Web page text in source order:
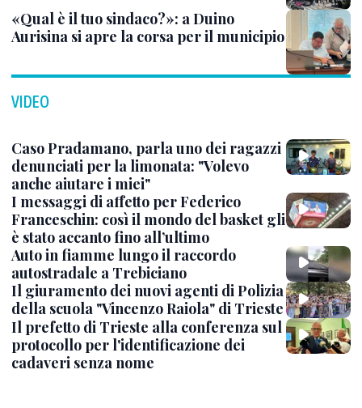
«Qual è il tuo sindaco?»: a Duino
Aurisina si apre la corsa per il municipio
VIDEO
Caso Pradamano, parla uno dei ragazzi
denunciati per la limonata: "Volevo
anche aiutare i miei"
I messaggi di affetto per Federico
Franceschin: così il mondo del basket gli
è stato accanto fino all’ultimo
Auto in fiamme lungo il raccordo
autostradale a Trebiciano
Il giuramento dei nuovi agenti di Polizia
della scuola "Vincenzo Raiola" di Trieste
Il prefetto di Trieste alla conferenza sul
protocollo per l'identificazione dei
cadaveri senza nome